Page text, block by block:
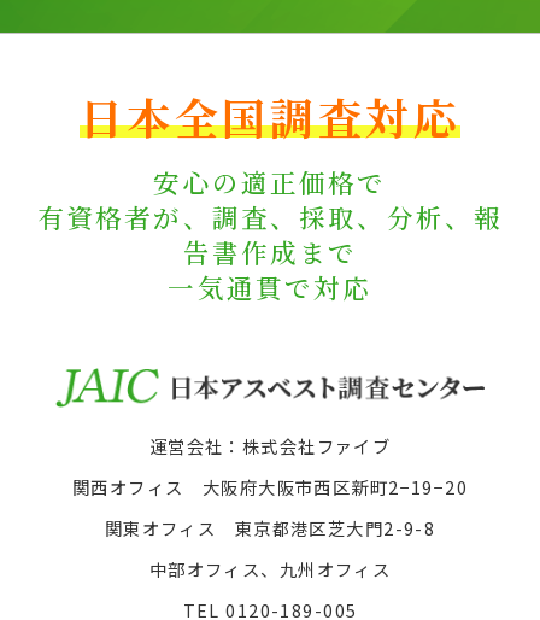
日本全国調査対応
安心の適正価格で
有資格者が、調査、採取、分析、報
告書作成まで
一気通貫で対応
運営会社：株式会社ファイブ
関西オフィス 大阪府大阪市西区新町2−19−20
関東オフィス 東京都港区芝大門2-9-8
中部オフィス、九州オフィス
TEL0120-189-005